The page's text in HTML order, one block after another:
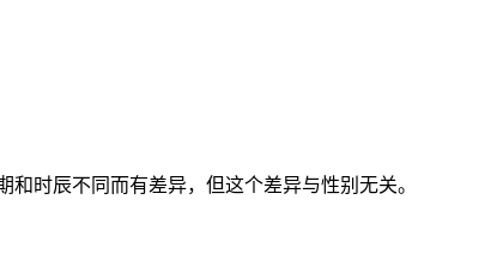
时辰不同而有差异，但这个差异与性别无关。